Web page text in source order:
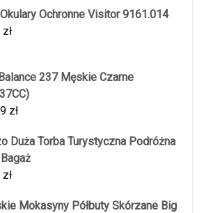
Ochronne Visitor 9161.014
zł
237 Męskie Czarne
zł
Duża Torba Turystyczna Podróżna
zł
Mokasyny Półbuty Skórzane Big